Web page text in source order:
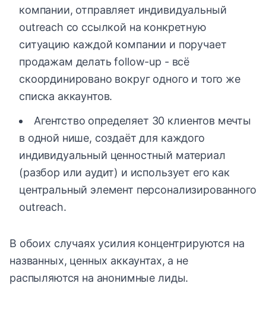
компании, отправляет индивидуальный
outreach со ссылкой на конкретную
ситуацию каждой компании и поручает
продажам делать follow-up - всё
скоординировано вокруг одного и того же
списка аккаунтов.
Агентство определяет 30 клиентов мечты
в одной нише, создаёт для каждого
индивидуальный ценностный материал
(разбор или аудит) и использует его как
центральный элемент персонализированного
outreach.
В обоих случаях усилия концентрируются на
названных, ценных аккаунтах, а не
распыляются на анонимные лиды.